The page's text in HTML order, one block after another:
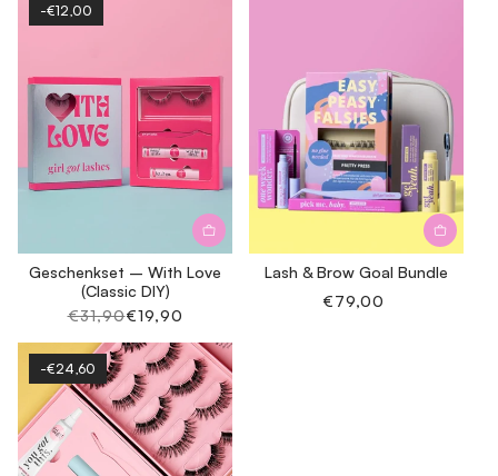
-€12,00
Geschenkset – With Love
(Classic DIY)
Normale
€31,90
Aanbiedingsprijs
€19,90
Lash & Brow Goal Bundle
Normale
prijs
€79,00
-€24,60